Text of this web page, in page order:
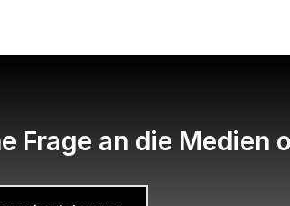
Frage an die Medien